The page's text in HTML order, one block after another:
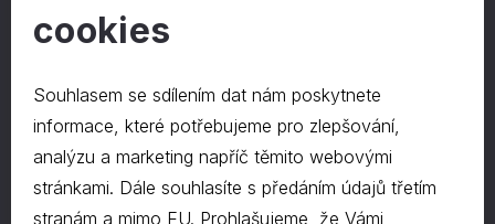
O společnosti
Kontakt
O nás
Kontakty
cookies
Souhlasem se sdílením dat nám poskytnete
informace, které potřebujeme pro zlepšování,
analýzu a marketing napříč těmito webovými
stránkami. Dále souhlasíte s předáním údajů třetím
stranám a mimo EU. Prohlašujeme, že Vámi